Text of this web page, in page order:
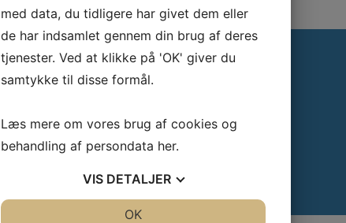
Modtag vores nyhedsbrev
Få seneste nyt fra Teknologisk Videndeling
med data, du tidligere har givet dem eller
de har indsamlet gennem din brug af deres
tjenester. Ved at klikke på 'OK' giver du
samtykke til disse formål.
Læs mere om vores brug af cookies og
behandling af persondata her.
VIS DETALJER
OK